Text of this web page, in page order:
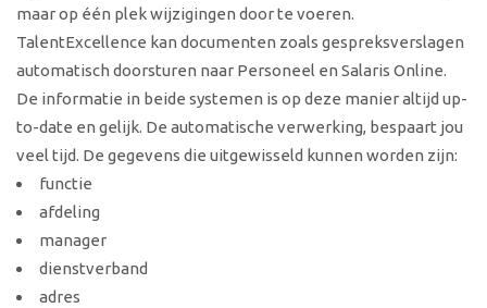
maar op één plek wijzigingen door te voeren.
TalentExcellence kan documenten zoals gespreksverslagen
automatisch doorsturen naar Personeel en Salaris Online.
De informatie in beide systemen is op deze manier altijd up-
to-date en gelijk. De automatische verwerking, bespaart jou
veel tijd. De gegevens die uitgewisseld kunnen worden zijn:
functie
afdeling
manager
dienstverband
adres